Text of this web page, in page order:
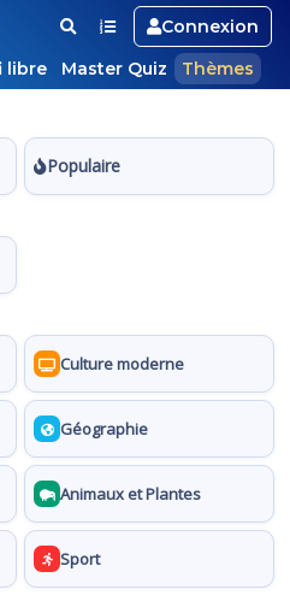
Connexion
libre Master Quiz Thèmes
Populaire
Culture moderne
Géographie
Animaux et Plantes
Sport